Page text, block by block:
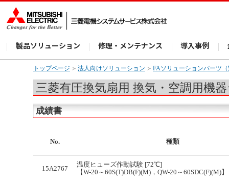
製品ソリューション 修理・メンテナンス 導入事例
トップページ 法人向けソリューション FAソリューションパーツ
三菱有圧換気扇用 換気・空調用機
成績書
No. 種類
15A2767
温度ヒューズ作動試験 [72℃]
【W-20～60S(T)DB(F)(M)，QW-20～60SDC(F)(M)】